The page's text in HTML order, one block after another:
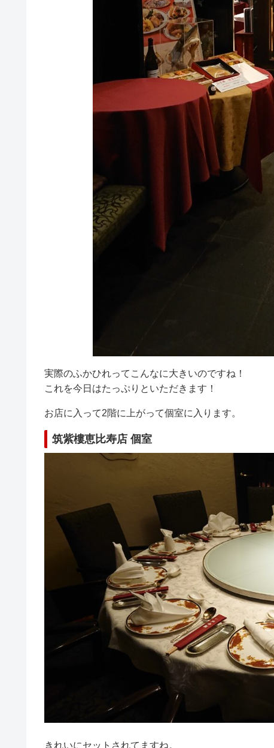
実際のふかひれってこんなに大きいのですね！
これを今日はたっぷりといただきます！
お店に入って2階に上がって個室に入ります。
筑紫樓恵比寿店 個室
きれいにセットされてますね。